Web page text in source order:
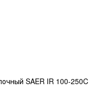
SAER IR 100-250C